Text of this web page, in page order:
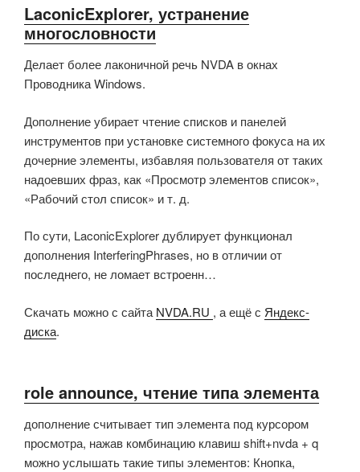
LaconicExplorer, устранение
многословности
Делает более лаконичной речь NVDA в окнах
Проводника Windows.
Дополнение убирает чтение списков и панелей
инструментов при установке системного фокуса на их
дочерние элементы, избавляя пользователя от таких
надоевших фраз, как «Просмотр элементов список»,
«Рабочий стол список» и т. д.
По сути, LaconicExplorer дублирует функционал
дополнения InterferingPhrases, но в отличии от
последнего, не ломает встроенн…
Скачать можно с сайта NVDA.RU , а ещё с Яндекс-
диска.
role announce, чтение типа элемента
дополнение считывает тип элемента под курсором
просмотра, нажав комбинацию клавиш shift+nvda + q
можно услышать такие типы элементов: Кнопка,